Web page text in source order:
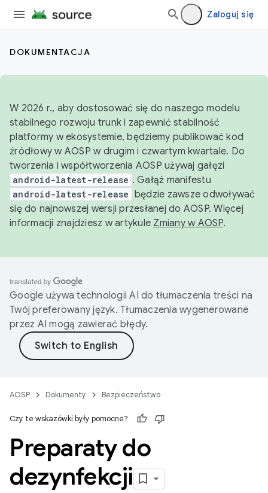
Zaloguj się
DOKUMENTACJA
W 2026 r., aby dostosować się do naszego modelu
stabilnego rozwoju trunk i zapewnić stabilność
platformy w ekosystemie, będziemy publikować kod
źródłowy w AOSP w drugim i czwartym kwartale. Do
tworzenia i współtworzenia AOSP używaj gałęzi
android-latest-release . Gałąź manifestu
android-latest-release będzie zawsze odwoływać
się do najnowszej wersji przesłanej do AOSP. Więcej
informacji znajdziesz w artykule Zmiany w AOSP.
Google używa technologii AI do tłumaczenia treści na
Twój preferowany język. Tłumaczenia wygenerowane
przez AI mogą zawierać błędy.
AOSP Dokumenty Bezpieczeństwo
Czy te wskazówki były pomocne?
Preparaty do
dezynfekcji